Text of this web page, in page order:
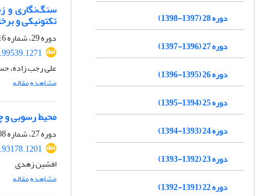
سنگ‌نگاری و
تکتونیکی و
دوره 29، شماره 116، تابستان 1399، صفحه
علی رجب زاده،
مشاهده مقاله
محیط رسوبی و
دوره 27، شماره 108، تابستان 1397، صفحه
افشین زهدی
مشاهده مقاله
دوره 28 (1397-1398)
دوره 27 (1396-1397)
دوره 26 (1395-1396)
دوره 25 (1394-1395)
دوره 24 (1393-1394)
دوره 23 (1392-1393)
دوره 22 (1391-1392)